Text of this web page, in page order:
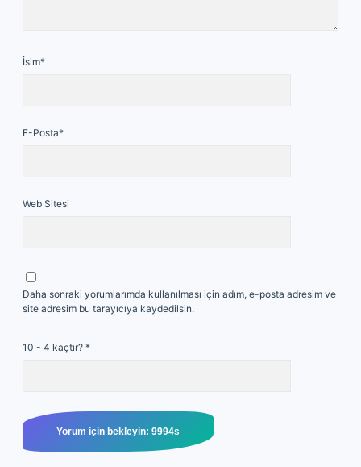
İsim*
E-Posta*
Web Sitesi
Daha sonraki yorumlarımda kullanılması için adım, e-posta adresim ve
site adresim bu tarayıcıya kaydedilsin.
10 - 4 kaçtır? *